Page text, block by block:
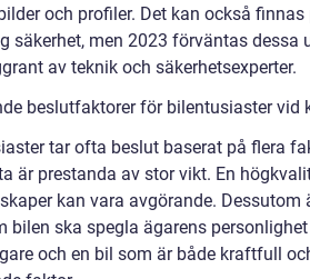
och profiler. Det kan också
säkerhet, men 2023 förväntas dessa
av teknik och säkerhetsexperter.
beslutfaktorer för bilentusiaster vid
tar ofta beslut baserat på flera
är prestanda av stor vikt. En
kan vara avgörande.
bilen ska spegla ägarens
och en bil som är både kraftfull